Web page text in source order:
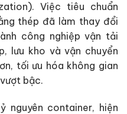
Việc tiêu chuẩn
thép đã làm thay đổi
công nghiệp vận tải
lưu kho và vận chuyển
tối ưu hóa không gian
bậc.
nguyên container, hiện